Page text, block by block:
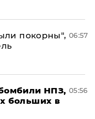
покорны", 06:57
НПЗ,
больших в
05:56